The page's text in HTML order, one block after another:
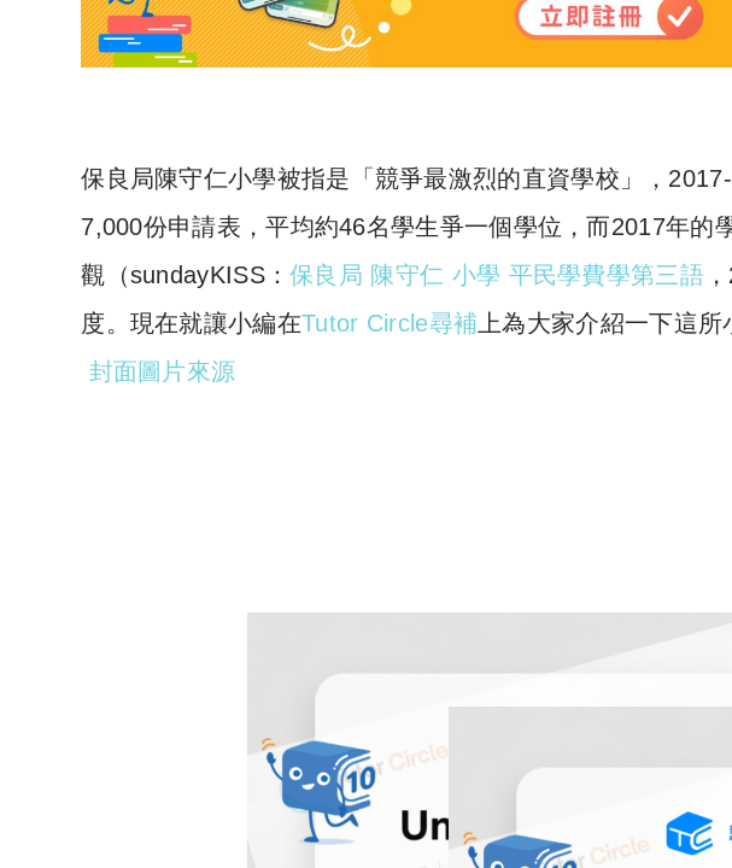
保良局陳守仁小學被指是「 競爭最激烈的直資學校 」 ，
7,000份申請表，平均約46名學生爭一個學位，而2017年的
觀（sundayKISS：保良局 陳守仁 小學 平民學費學第三語，
度。現在就讓小編在Tutor Circle尋補 上為大家介紹一下這所
封面圖片來源